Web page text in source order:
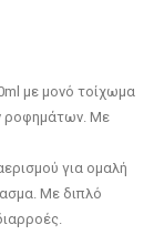
με μονό τοίχωμα
ροφημάτων. Με
για ομαλή
Με διπλό